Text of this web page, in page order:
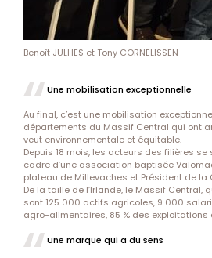
Benoît JULHES et Tony CORNELISSEN
Une mobilisation exceptionnelle
Au final, c’est une mobilisation
départements du Massif Central qui ont
veut environnementale et équitable.
Depuis 18 mois, les acteurs des filières
cadre d’une association baptisée
plateau de Millevaches et Président de la
De la taille de l’Irlande, le Massif Central,
sont 125 000 actifs agricoles, 9 000
agro-alimentaires, 85 % des
Une marque qui a du sens